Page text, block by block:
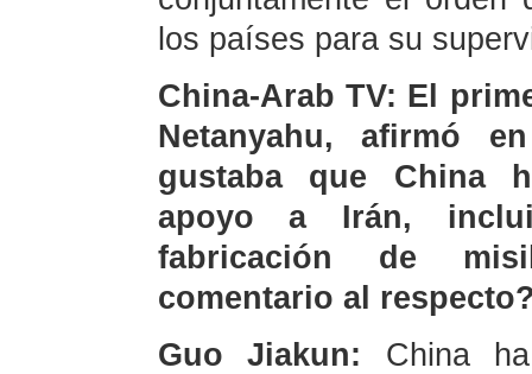
los países para su
China-Arab TV: El
Netanyahu, afirmó
gustaba que China
apoyo a Irán,
fabricación de
comentario al
Guo Jiakun: China